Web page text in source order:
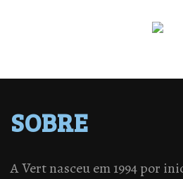
SOBRE
A Vert nasceu em 1994 por